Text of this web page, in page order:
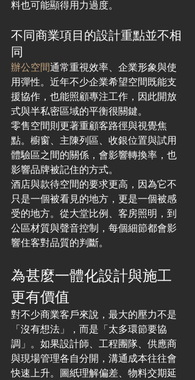
料也可能顯得用力過度。
不同商業項目的設計重點並不相
同
辦公空間通常重視效率、企業形象與使
用彈性。近年不少企業希望空間既能支
援協作，也能照顧專注工作，因此開放
式與半私密區域的平衡很關鍵。
零售空間則更著重顧客路徑與視覺焦
點。櫥窗、主陳列區、收銀位置與試用
體驗區之間的關係，會影響轉換率，也
影響品牌被記住的方式。
酒店與款待空間的要求更高，因為它不
只是一個被看見的地方，更是一個被感
受的地方。從大堂比例、客房照明，到
公區材質與聲音控制，每個細節都會影
響住客對品質的判斷。
為甚麼一體化設計與施工
更有價值
對不少商業客戶來說，最大的壓力不是
「沒有想法」，而是「太多環節要協
調」。如果設計師、工程團隊、供應商
與現場管理各自分開，溝通成本往往會
快速上升。圖紙理解偏差、物料交期延